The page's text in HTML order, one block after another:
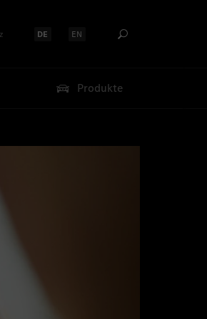
Sprache auswählen:
DE Sprache auswählen:
EN
Produkte